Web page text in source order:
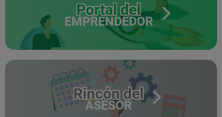
Portal del
EMPRENDEDOR
Rincón del
ASESOR